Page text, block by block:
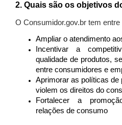
2. Quais são os objetivos
O Consumidor.gov.br tem
Ampliar o atendimento
Incentivar a
qualidade de produtos,
entre consumidores e
Aprimorar as políticas de
violem os direitos do
Fortalecer a
relações de consumo